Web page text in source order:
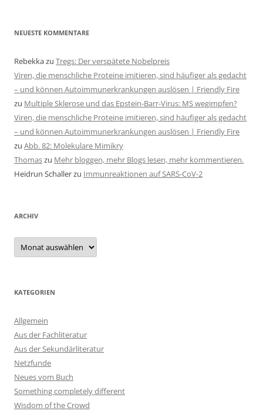
NEUESTE KOMMENTARE
Rebekkazu Tregs: Der verspätete Nobelpreis
Viren, die menschliche Proteine imitieren, sind häufiger als gedacht
– und können Autoimmunerkrankungen auslösen | Friendly Fire
zu Multiple Sklerose und das Epstein-Barr-Virus: MS wegimpfen?
Viren, die menschliche Proteine imitieren, sind häufiger als gedacht
– und können Autoimmunerkrankungen auslösen | Friendly Fire
zu Abb. 82: Molekulare Mimikry
Thomaszu Mehr bloggen, mehr Blogs lesen, mehr kommentieren.
Heidrun Schallerzu Immunreaktionen auf SARS-CoV-2
ARCHIV
Archiv
KATEGORIEN
Allgemein
Aus der Fachliteratur
Aus der Sekundärliteratur
Netzfunde
Neues vom Buch
Something completely different
Wisdom of the Crowd